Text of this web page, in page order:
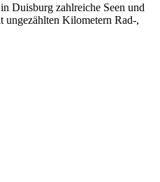
Duisburg zahlreiche Seen und
ungezählten Kilometern Rad-,